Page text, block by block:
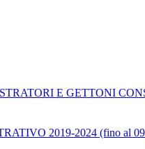
E GETTONI
2019-2024 (fino al 09